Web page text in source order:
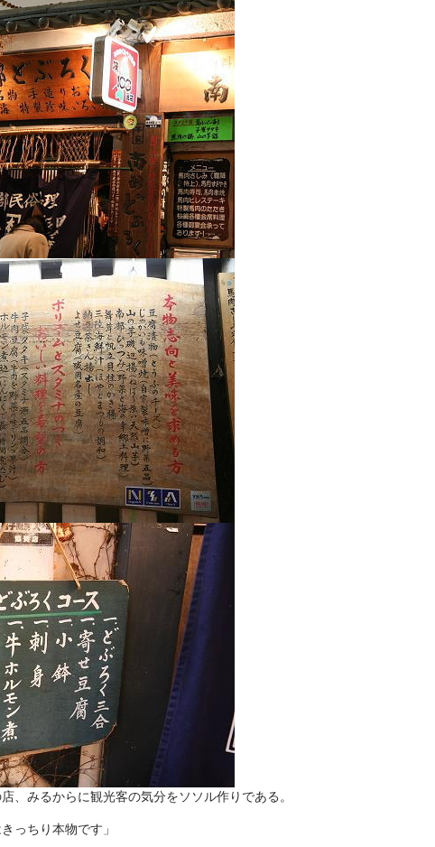
、みるからに観光客の気分をソソル作りである。
っちり本物です」